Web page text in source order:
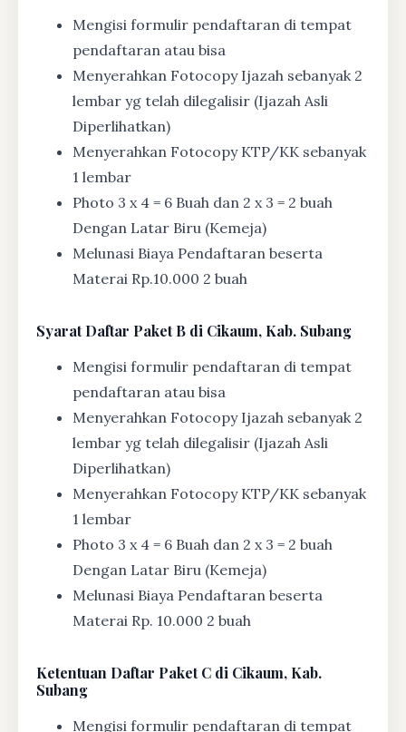
Mengisi formulir pendaftaran di tempat
pendaftaran atau bisa
Menyerahkan Fotocopy Ijazah sebanyak 2
lembar yg telah dilegalisir (Ijazah Asli
Diperlihatkan)
Menyerahkan Fotocopy KTP/KK sebanyak
1 lembar
Photo 3 x 4 = 6 Buah dan 2 x 3 = 2 buah
Dengan Latar Biru (Kemeja)
Melunasi Biaya Pendaftaran beserta
Materai Rp.10.000 2 buah
SyaratDaftar Paket B di Cikaum, Kab. Subang
Mengisi formulir pendaftaran di tempat
pendaftaran atau bisa
Menyerahkan Fotocopy Ijazah sebanyak 2
lembar yg telah dilegalisir (Ijazah Asli
Diperlihatkan)
Menyerahkan Fotocopy KTP/KK sebanyak
1 lembar
Photo 3 x 4 = 6 Buah dan 2 x 3 = 2 buah
Dengan Latar Biru (Kemeja)
Melunasi Biaya Pendaftaran beserta
Materai Rp. 10.000 2 buah
Ketentuan Daftar Paket C di Cikaum, Kab.
Subang
Mengisi formulir pendaftaran di tempat